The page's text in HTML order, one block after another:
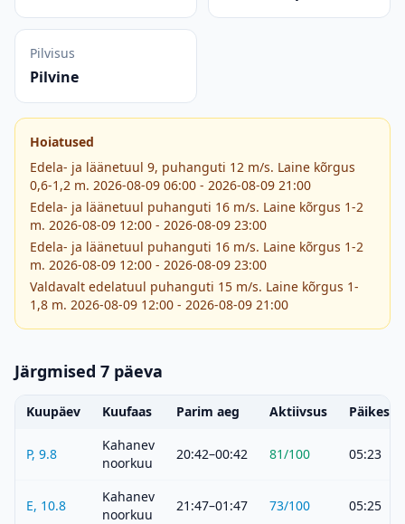
Pilvisus
Pilvine
Hoiatused
Edela- ja läänetuul 9, puhanguti 12 m/s. Laine kõrgus
0,6-1,2 m. 2026-08-09 06:00 - 2026-08-09 21:00
Edela- ja läänetuul puhanguti 16 m/s. Laine kõrgus 1-2
m. 2026-08-09 12:00 - 2026-08-09 23:00
Edela- ja läänetuul puhanguti 16 m/s. Laine kõrgus 1-2
m. 2026-08-09 12:00 - 2026-08-09 23:00
Valdavalt edelatuul puhanguti 15 m/s. Laine kõrgus 1-
1,8 m. 2026-08-09 12:00 - 2026-08-09 21:00
Järgmised 7 päeva
Kuupäev Kuufaas Parim aeg Aktiivsus
P, 9.8
Kahanev
noorkuu
20:42–00:42 81/100 05:23
E, 10.8
Kahanev
noorkuu
21:47–01:47 73/100 05:25